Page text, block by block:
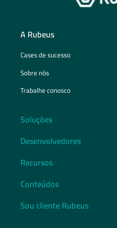
A Rubeus
Cases de sucesso
Sobre nós
Trabalhe conosco
Soluções
Desenvolvedores
Recursos
Conteúdos
Sou cliente Rubeus